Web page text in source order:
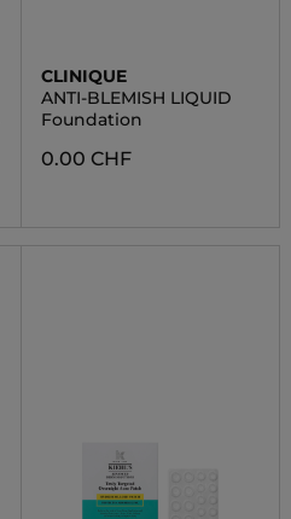
CLINIQUE
ANTI-BLEMISH LIQUID
Foundation
0.00 CHF